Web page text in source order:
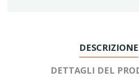
DESCRIZIONE
DETTAGLI DEL